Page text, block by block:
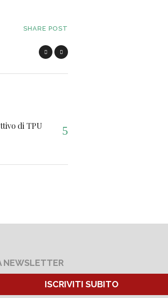
SHARE POST
di TPU
NEWSLETTER
ISCRIVITI SUBITO